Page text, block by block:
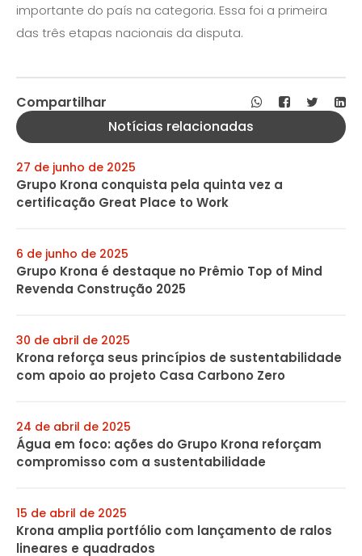
importante do país na categoria. Essa foi a primeira
das três etapas nacionais da disputa.
Compartilhar
Notícias relacionadas
27 de junho de 2025
Grupo Krona conquista pela quinta vez a
certificação Great Place to Work
6 de junho de 2025
Grupo Krona é destaque no Prêmio Top of Mind
Revenda Construção 2025
30 de abril de 2025
Krona reforça seus princípios de sustentabilidade
com apoio ao projeto Casa Carbono Zero
24 de abril de 2025
Água em foco: ações do Grupo Krona reforçam
compromisso com a sustentabilidade
15 de abril de 2025
Krona amplia portfólio com lançamento de ralos
lineares e quadrados